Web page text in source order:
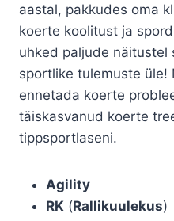
aastal, pakkudes oma
koerte koolitust ja
uhked paljude näitustel
sportlike tulemuste üle!
ennetada koerte
täiskasvanud koerte
tippsportlaseni.
Agility
RK (Rallikuulekus)